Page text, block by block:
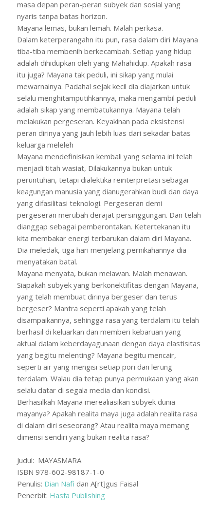
masa depan peran-peran subyek dan sosial yang
nyaris tanpa batas horizon.
Mayana lemas, bukan lemah. Malah perkasa.
Dalam keterperangahn itu pun, rasa dalam diri Mayana
tiba-tiba membenih berkecambah. Setiap yang hidup
adalah dihidupkan oleh yang Mahahidup. Apakah rasa
itu juga? Mayana tak peduli, ini sikap yang mulai
mewarnainya. Padahal sejak kecil dia diajarkan untuk
selalu menghitamputihkannya, maka mengambil peduli
adalah sikap yang membatukannya. Mayana telah
melakukan pergeseran. Keyakinan pada eksistensi
peran dirinya yang jauh lebih luas dari sekadar batas
keluarga meleleh
Mayana mendefinisikan kembali yang selama ini telah
menjadi titah wasiat, Dilakukannya bukan untuk
peruntuhan, tetapi dialektika reinterpretasi sebagai
keagungan manusia yang dianugerahkan budi dan daya
yang difasilitasi teknologi. Pergeseran demi
pergeseran merubah derajat persinggungan. Dan telah
dianggap sebagai pemberontakan. Ketertekanan itu
kita membakar energi terbarukan dalam diri Mayana.
Dia meledak, tiga hari menjelang pernikahannya dia
menyatakan batal.
Mayana menyata, bukan melawan. Malah menawan.
Siapakah subyek yang berkonektifitas dengan Mayana,
yang telah membuat dirinya bergeser dan terus
bergeser? Mantra seperti apakah yang telah
disampaikannya, sehingga rasa yang terdalam itu telah
berhasil di keluarkan dan memberi kebaruan yang
aktual dalam keberdayagunaan dengan daya elastisitas
yang begitu melenting? Mayana begitu mencair,
seperti air yang mengisi setiap pori dan lerung
terdalam. Walau dia tetap punya permukaan yang akan
selalu datar di segala media dan kondisi.
Berhasilkah Mayana merealiasikan subyek dunia
mayanya? Apakah realita maya juga adalah realita rasa
di dalam diri seseorang? Atau realita maya memang
dimensi sendiri yang bukan realita rasa?
Judul: MAYASMARA
ISBN 978-602-98187-1-0
Penulis: Dian Nafi dan A[rt]gus Faisal
Penerbit: Hasfa Publishing